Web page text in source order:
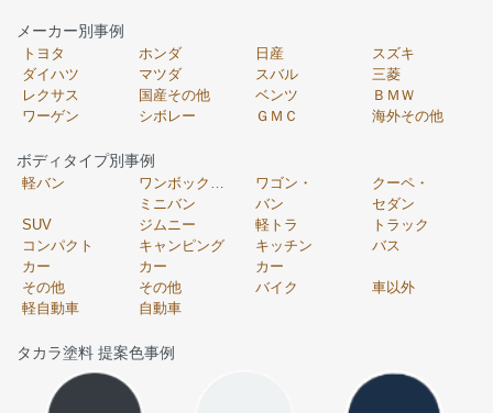
メーカー別事例
トヨタ ホンダ 日産
スズキ
ダイハツ
マツダ スバル
三菱
レクサス
国産その他 ベンツ
ＢＭＷ
ワーゲン
シボレー ＧＭＣ 海外その他
ボディタイプ別事例
軽バン
ミニバン
ワゴン・
バン
クーペ・
セダン
SUV
ジムニー 軽トラ
トラック
コンパクト
カー
キャンピング
カー
キッチン
カー
バス
その他
軽自動車
その他
自動車
バイク 車以外
タカラ塗料 提案色事例